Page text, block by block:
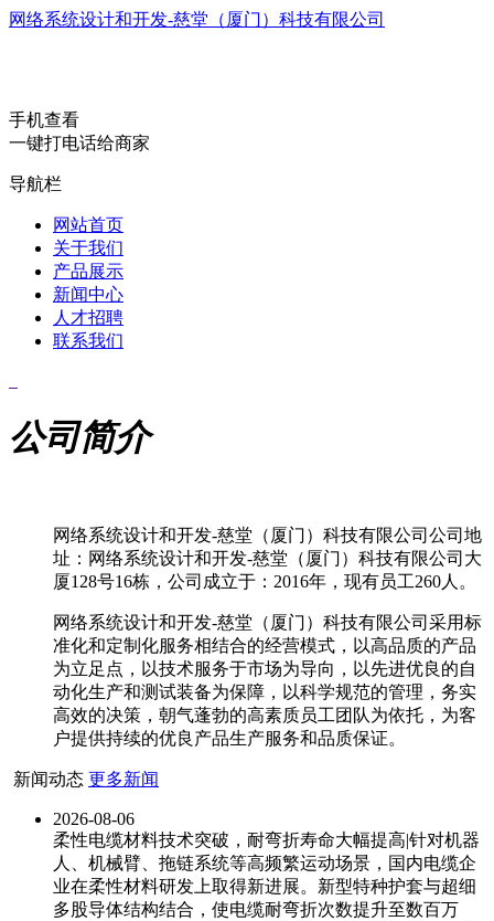
网络系统设计和开发-慈堂（厦门）科技有限公司
手机查看
一键打电话给商家
导航栏
网站首页
关于我们
产品展示
新闻中心
人才招聘
联系我们
公司简介
网络系统设计和开发-慈堂（厦门）科技有限公司公司地
址：网络系统设计和开发-慈堂（厦门）科技有限公司大
厦128号16栋，公司成立于：2016年，现有员工260人。
网络系统设计和开发-慈堂（厦门）科技有限公司采用标
准化和定制化服务相结合的经营模式，以高品质的产品
为立足点，以技术服务于市场为导向，以先进优良的自
动化生产和测试装备为保障，以科学规范的管理，务实
高效的决策，朝气蓬勃的高素质员工团队为依托，为客
户提供持续的优良产品生产服务和品质保证。
新闻动态 更多新闻
2026-08-06
柔性电缆材料技术突破，耐弯折寿命大幅提高|针对机器
人、机械臂、拖链系统等高频繁运动场景，国内电缆企
业在柔性材料研发上取得新进展。新型特种护套与超细
多股导体结构结合，使电缆耐弯折次数提升至数百万